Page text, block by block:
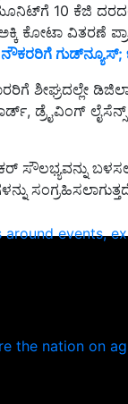
events,
the nation on
10 ಕೆಜಿ
ಕೋಟಾ ವಿತರಣೆ
ನೌಕರರಿಗೆ
ಶೀಘ್ರದಲ್ಲೇ
ಡ್ರೈವಿಂಗ್
ಸೌಲಭ್ಯವನ್ನು